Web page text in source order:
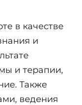
в качестве
и
и терапии,
Также
ведения